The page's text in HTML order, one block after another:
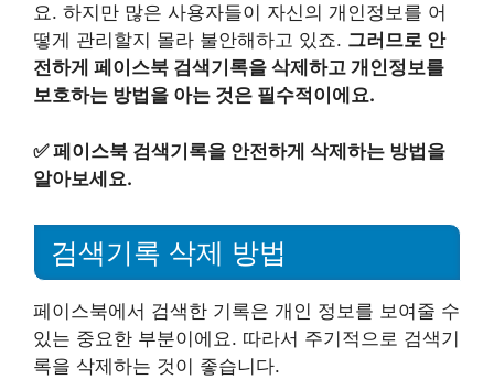
요. 하지만 많은 사용자들이 자신의 개인정보를 어
떻게 관리할지 몰라 불안해하고 있죠. 그러므로 안
전하게 페이스북 검색기록을 삭제하고 개인정보를
보호하는 방법을 아는 것은 필수적이에요.
✅페이스북 검색기록을 안전하게 삭제하는 방법을
알아보세요.
검색기록 삭제 방법
페이스북에서 검색한 기록은 개인 정보를 보여줄 수
있는 중요한 부분이에요. 따라서 주기적으로 검색기
록을 삭제하는 것이 좋습니다.